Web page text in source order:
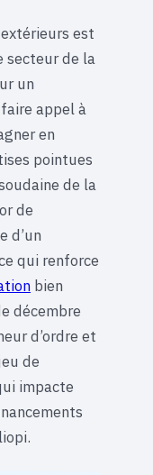
est
secteur de la
un
appel à
en
pointues
de la
de
d’un
qui renforce
bien
décembre
d’ordre et
de
impacte